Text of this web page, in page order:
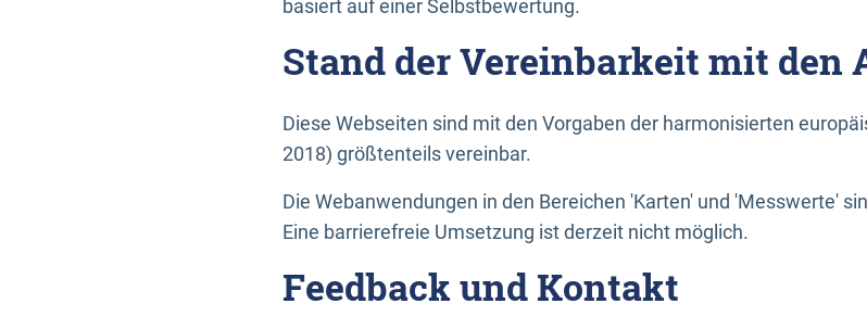
basiert auf einer Selbstbewertung.
Stand der Vereinbarkeit mit den
Diese Webseiten sind mit den Vorgaben der harmonisierten
2018) größtenteils vereinbar.
Die Webanwendungen in den Bereichen 'Karten' und 'Messwerte'
Eine barrierefreie Umsetzung ist derzeit nicht möglich.
Feedback und Kontakt